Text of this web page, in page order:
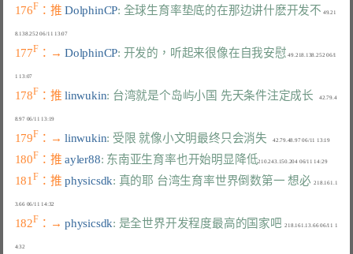
176F ：推 DolphinCP: 全球生育率垫底的在那边讲什麽开发不 49.21
177F ：→ DolphinCP: 开发的，听起来很像在自我安慰 49.218.138.252 06/1
178F ：推 linwukin: 台湾就是个岛屿小国 先天条件注定成长
    42.79.4
179F ：→ linwukin: 受限 就像小文明最终只会消失
    42.79.48.97 06/11 13:19
180F ：推 ayler88: 东南亚生育率也开始明显降低 210.243.150.204 06/11 14:29
181 F ：推 physicsdk: 真的耶 台湾生育率世界倒数第一 想必
  218.161.1
182F ：→ physicsdk: 是全世界开发程度最高的国家吧
  218.161.13.66 06/11 1